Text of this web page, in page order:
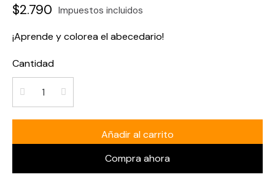
$2.790 Impuestos incluidos
¡Aprende y colorea el abecedario!
Cantidad
Añadir al carrito
Compra ahora